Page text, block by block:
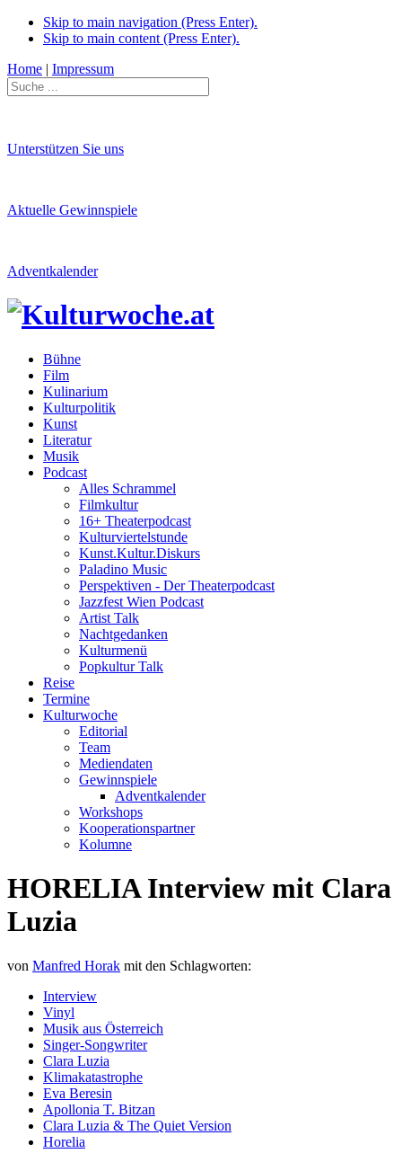
Skip to main navigation (Press Enter).
Skip to main content (Press Enter).
Home | Impressum
Unterstützen Sie uns
Aktuelle Gewinnspiele
Adventkalender
Bühne
Film
Kulinarium
Kulturpolitik
Kunst
Literatur
Musik
Podcast
Alles Schrammel
Filmkultur
16+ Theaterpodcast
Kulturviertelstunde
Kunst.Kultur.Diskurs
Paladino Music
Perspektiven - Der Theaterpodcast
Jazzfest Wien Podcast
Artist Talk
Nachtgedanken
Kulturmenü
Popkultur Talk
Reise
Termine
Kulturwoche
Editorial
Team
Mediendaten
Gewinnspiele
Adventkalender
Workshops
Kooperationspartner
Kolumne
HORELIA Interview mit Clara
Luzia
von Manfred Horak mit den Schlagworten:
Interview
Vinyl
Musik aus Österreich
Singer-Songwriter
Clara Luzia
Klimakatastrophe
Eva Beresin
Apollonia T. Bitzan
Clara Luzia & The Quiet Version
Horelia